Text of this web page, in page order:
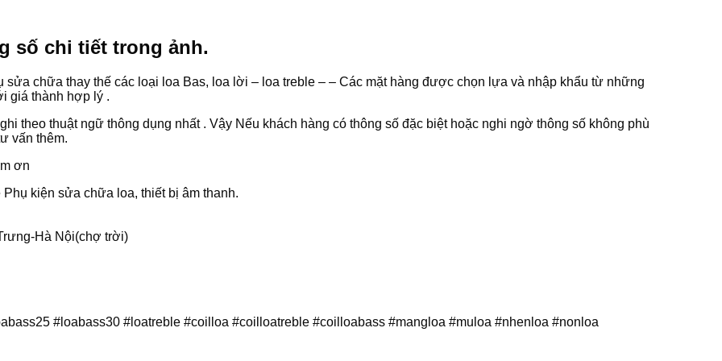
số chi tiết trong ảnh.
chữa thay thế các loại loa Bas, loa lời – loa treble – – Các mặt hàng được chọn lựa và nhập khẩu từ những
giá thành hợp lý .
theo thuật ngữ thông dụng nhất . Vậy Nếu khách hàng có thông số đặc biệt hoặc nghi ngờ thông số không phù
vấn thêm.
ơn
kiện sửa chữa loa, thiết bị âm thanh.
Hà Nội(chợ trời)
#loabass30 #loatreble #coilloa #coilloatreble #coilloabass #mangloa #muloa #nhenloa #nonloa